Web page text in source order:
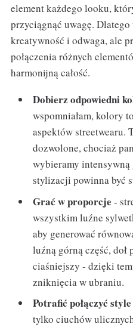
element każdego looku,
przyciągnąć uwagę.
kreatywność i odwaga, ale
połączenia różnych
harmonijną całość.
Dobierz odpowiedni
wspomniałam, kolory
aspektów streetwearu.
dozwolone, chociaż
wybieramy intensywną
stylizacji powinna być
Grać w proporcje -
wszystkim luźne
aby generować
luźną górną część, doł
ciaśniejszy - dzięki
zniknięcia w ubraniu.
Potrafić połączyć style
tylko ciuchów